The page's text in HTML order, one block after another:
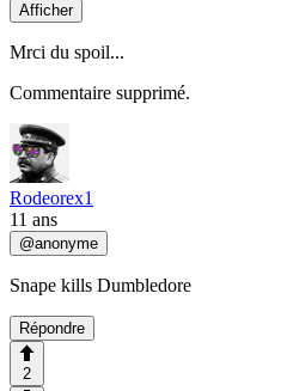
Afficher
Mrci du spoil...
Commentaire supprimé.
Rodeorex1
11 ans
@anonyme
Snape kills Dumbledore
Répondre
2